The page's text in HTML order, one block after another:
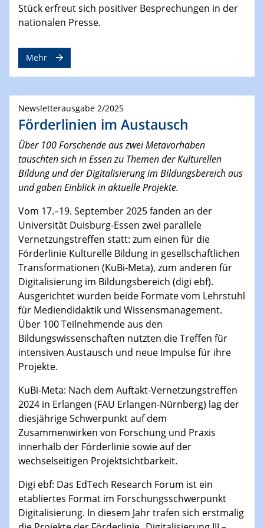
Stück erfreut sich positiver Besprechungen in der
nationalen Presse.
Mehr
Newsletterausgabe 2/2025
Förderlinien im Austausch
Über 100 Forschende aus zwei Metavorhaben
tauschten sich in Essen zu Themen der Kulturellen
Bildung und der Digitalisierung im Bildungsbereich aus
und gaben Einblick in aktuelle Projekte.
Vom 17.–19. September 2025 fanden an der
Universität Duisburg-Essen zwei parallele
Vernetzungstreffen statt: zum einen für die
Förderlinie Kulturelle Bildung in gesellschaftlichen
Transformationen (KuBi-Meta), zum anderen für
Digitalisierung im Bildungsbereich (digi ebf).
Ausgerichtet wurden beide Formate vom Lehrstuhl
für Mediendidaktik und Wissensmanagement.
Über 100 Teilnehmende aus den
Bildungswissenschaften nutzten die Treffen für
intensiven Austausch und neue Impulse für ihre
Projekte.
KuBi-Meta: Nach dem Auftakt-Vernetzungstreffen
2024 in Erlangen (FAU Erlangen-Nürnberg) lag der
diesjährige Schwerpunkt auf dem
Zusammenwirken von Forschung und Praxis
innerhalb der Förderlinie sowie auf der
wechselseitigen Projektsichtbarkeit.
Digi ebf: Das EdTech Research Forum ist ein
etabliertes Format im Forschungsschwerpunkt
Digitalisierung. In diesem Jahr trafen sich erstmalig